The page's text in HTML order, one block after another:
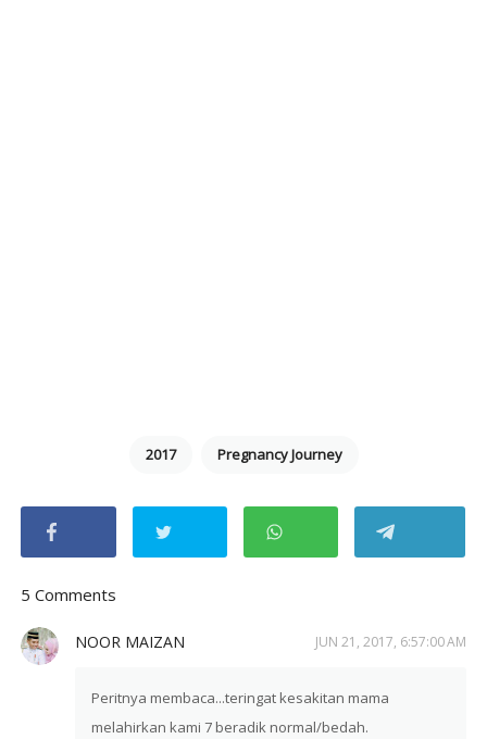
2017 Pregnancy Journey
5 Comments
NOOR MAIZAN JUN 21, 2017, 6:57:00 AM
Peritnya membaca...teringat kesakitan mama
melahirkan kami 7 beradik normal/bedah.